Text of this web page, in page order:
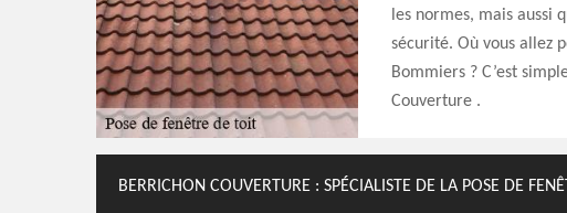
les normes, mais aussi
sécurité. Où vous allez
Bommiers ? C’est
Couverture .
BERRICHON COUVERTURE : SPÉCIALISTE DE LA POSE DE